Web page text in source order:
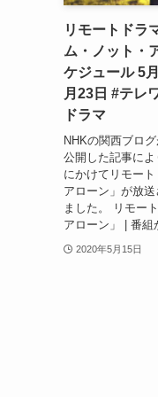
リモートドラ
ム・ノット・
ケジュール 5
月23日 #テレ
ドラマ
NHKの関西ブロ
公開した記事に
にかけてリモー
アローン」が放
ました。 リモー
アローン」 | 番組
2020年5月15日